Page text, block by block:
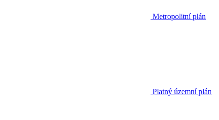
Metropolitní plán
Platný územní plán